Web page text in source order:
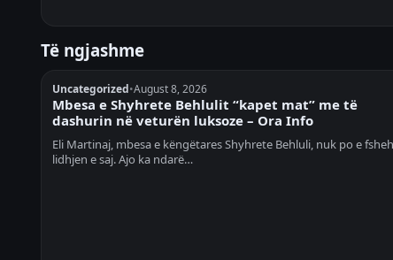
Të ngjashme
Uncategorized•August 8, 2026
Mbesa e Shyhrete Behlulit “kapet mat” me të
dashurin në veturën luksoze – Ora Info
Eli Martinaj, mbesa e këngëtares Shyhrete Behluli, nuk po e
lidhjen e saj. Ajo ka ndarë…